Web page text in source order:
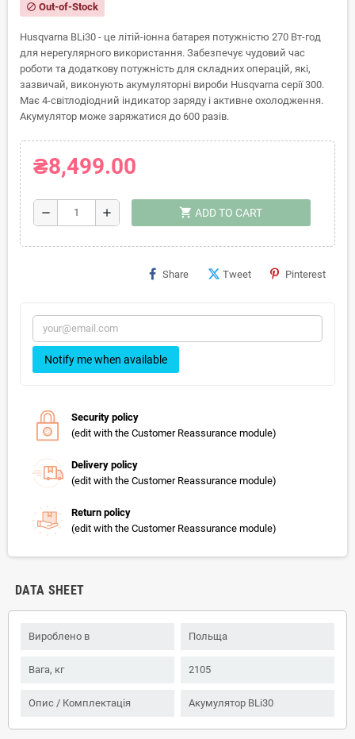
block Out-of-Stock
Husqvarna BLi30 - це літій-іонна батарея потужністю 270 Вт-год
для нерегулярного використання. Забезпечує чудовий час
роботи та додаткову потужність для складних операцій, які,
зазвичай, виконують акумуляторні вироби Husqvarna серії 300.
Має 4-світлодіодний індикатор заряду і активне охолодження.
Акумулятор може заряжатися до 600 разів.
₴8,499.00
remove add shopping_cart ADD TO CART
Share Tweet Pinterest
Notify me when available
Security policy
(edit with the Customer Reassurance module)
Delivery policy
(edit with the Customer Reassurance module)
Return policy
(edit with the Customer Reassurance module)
DATA SHEET
Вироблено в Польща
Вага, кг 2105
Опис / Комплектація Акумулятор BLi30